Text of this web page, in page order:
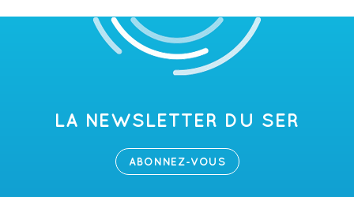
LA NEWSLETTER DU SER
ABONNEZ-VOUS